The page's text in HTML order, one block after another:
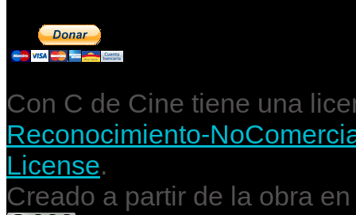
Con C de Cine tiene una
Reconocimiento-
License.
Creado a partir de la obra